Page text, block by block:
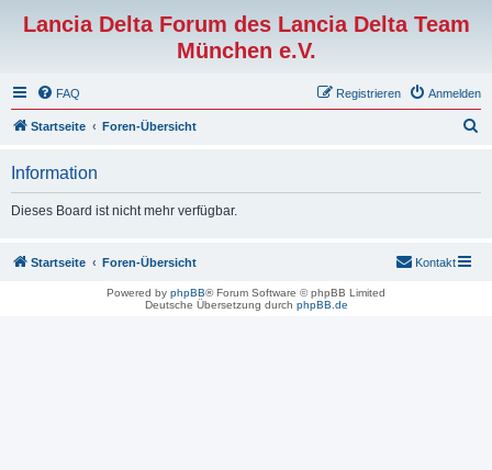
Lancia Delta Forum des Lancia Delta Team
München e.V.
FAQ Anmelden
Registrieren
Startseite Foren-Übersicht
Information
Dieses Board ist nicht mehr verfügbar.
Startseite Foren-Übersicht Kontakt
Powered by phpBB® Forum Software © phpBB Limited
Deutsche Übersetzung durch phpBB.de